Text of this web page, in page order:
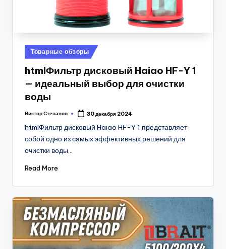
Posted
in
Товарные обзоры
htmlФильтр дисковый Haiao HF-Y 1
— идеальный выбор для очистки
воды
Posted
Виктор Степанов 30 декабря 2024
htmlФильтр дисковый Haiao HF-Y 1 представляет
собой одно из самых эффективных решений для
очистки воды…
Read More